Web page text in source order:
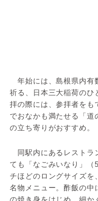
年始には、島根県内有
祈る、日本三大稲荷のひ
拝の際には、参拝者をも
でおなかも満たせる「道
の立ち寄りがおすすめ。
同駅内にあるレストラ
ても「なごみいなり」（
チほどのロングサイズを
名物メニュー。酢飯の中
の焼き身をはじめ、細か